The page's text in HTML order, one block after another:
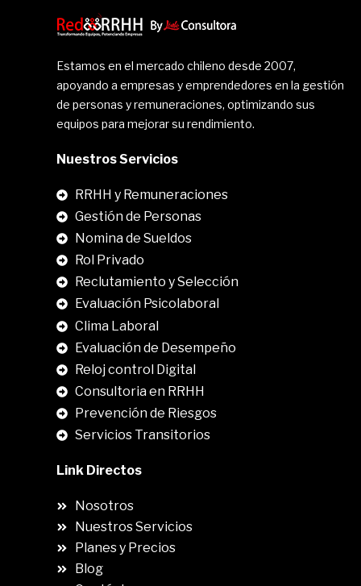
Estamos en el mercado chileno desde 2007,
apoyando a empresas y emprendedores en la gestión
de personas y remuneraciones, optimizando sus
equipos para mejorar su rendimiento.
Nuestros Servicios
RRHH y Remuneraciones
Gestión de Personas
Nomina de Sueldos
Rol Privado
Reclutamiento y Selección
Evaluación Psicolaboral
Clima Laboral
Evaluación de Desempeño
Reloj control Digital
Consultoria en RRHH
Prevención de Riesgos
Servicios Transitorios
Link Directos
Nosotros
Nuestros Servicios
Planes y Precios
Blog